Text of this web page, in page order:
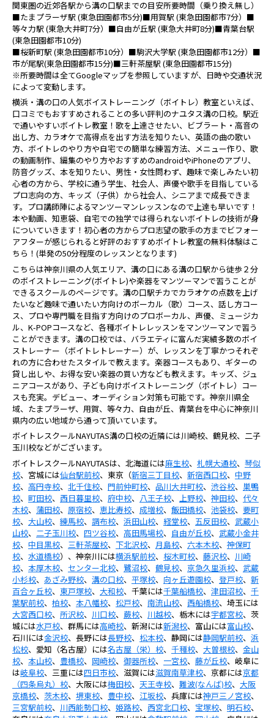
関東圏の近郊各駅から溝の口駅までの目安所要時間（乗り換え無し）
■たまプラーザ駅 (東急田園都市5分)■用賀駅 (東急田園都市7分）■
等々力駅 (東急大井町7分）■自由が丘駅 (東急大井町8分)■青葉台駅
(東急田園都市10分)
■桜新町駅 (東急田園都市10分）■駒沢大学駅 (東急田園都市12分）■
市が尾駅(東急田園都市15分)■三軒茶屋駅 (東急田園都市15分)
※所要時間は全てGoogleマップを参照していますが、日時や交通状況
によって変動します。
横浜・溝の口の人気ボイストレーニング（ボイトレ）教室といえば、
口コミでもおすすめされることの多い評判のナユタス溝の口校。駅近
で通いやすいボイトレ教室！歌を上達させたい、ビブラート・高音の
出し方、カラオケで高得点を出す方法を知りたい、英語の曲の歌い
方、ボイトレのやり方や自宅での簡単な練習方法、メニュー作り、歌
の動画制作、編集のやり方やおすすめのandroidやiPhoneのアプリ、
防音グッズ、本を知りたい、男性・女性問わず、趣味で楽しみたい初
心者の方から、学校に通う学生、社会人、声優や歌手を目指している
プロ志向の方、キッズ（子供）から社会人、シニアまで成長できま
す。プロ講師陣によるマンツーマンレッスンなので上達も早いです！
本や動画、知恵袋、自宅での独学では得られないボイトレの技術が身
についていきます！初心者の方からプロ志望の歌手の方までビフォー
アフターが感じられると好評のおすすめボイトレ教室の無料体験はこ
ちら！(単発の50分程度のレッスンとなります)
こちらは神奈川県の人気エリア、溝の口にある溝の口駅から徒歩２分
のボイストレーニング(ボイトレ)や楽器をマンツーマンで習うことが
できるスクールのページです。溝の口駅チカでカラオケの点数を上げ
たいなど趣味で通いたい方向けのボーカル（歌）コース、話し方コー
ス、プロや専門職を目指す方向けのプロボーカル、声優、ミュージカ
ル、K-POPコースなど、各種ボイトレレッスンをマンツーマンで習う
ことができます。溝の口校では、バラエティに富んだ実績多数のボイ
ストレーナー（ボイトレトレーナー）が、レッスンを丁寧かつそれぞ
れの方に合わせたスタイルで教えます。楽器コースもあり、ギターの
貸し出しや、お得な安い楽器の買い方なども教えます。キッズ、ジュ
ニアコースがあり、子ども向けボイストレーニング（ボイトレ）コー
スも充実。デビュー、オーディション対策も可能です。神奈川県全
域、たまプラーザ、用賀、等々力、自由が丘、青葉台を中心に神奈川
県内の広い地域から通って頂いています。
ボイトレスクールNAYUTAS溝の口校の近隣には川崎校、鶴見校、二子
玉川校などがございます。
ボイトレスクールNAYUTASは、北海道には麻生校、 札幌大通校、 琴似
校、宮城には仙台駅前校、東京（新宿三丁目校、 新宿西口校、 中野
校、 高円寺校、 北千住校、 門前仲町校、 品川大井町校、 渋谷校、 巣鴨
校、 町田校、 西日暮里校、 府中校、 八王子校、 上野校、 神田校、 代々
木校、 蒲田校、 原宿校、 恵比寿校、 成増校、 飯田橋校、 池袋校、 要町
校、 大山校、 練馬校、 調布校、 浜田山校、 経堂校、 五反田校、 武蔵小
山校、 二子玉川校、 四ツ谷校、 高田馬場校、 自由が丘校、 武蔵小金井
校、 中目黒校、 三軒茶屋校、 下北沢校、 月島校、 六本木校、 神保町
校、 水道橋校）、神奈川には横浜駅前校、 桜木町校、 藤沢校、 川崎
校、 本厚木校、 センター北校、 鷺沼校、 鶴見校、 京急久里浜校、 武蔵
小杉校、 あざみ野校、 溝の口校、 平塚校、 向ヶ丘遊園校、 登戸校、 新
百合ヶ丘校、 東戸塚校、 大和校、千葉には千葉船橋校、 津田沼校、 千
葉駅前校、 柏校、 本八幡校、 松戸校、 南流山校、 西船橋校、埼玉には
大宮西口校、 所沢校、 川口校、 蕨校、 川越校、栃木には宇都宮校、茨
城には水戸校、群馬には高崎校、新潟には新潟校、富山には富山校、
石川には金沢校、長野には長野校、 松本校、静岡には静岡駅前校、 浜
松校、愛知（名古屋）には名古屋（栄）校、 千種校、 大曽根校、 金山
校、 本山校、 豊橋校、 岡崎校、 御器所校、 一宮校、 藤が丘校、岐阜に
は岐阜校、三重には四日市校、滋賀には滋賀南草津校、京都には京都
（四条烏丸）校、大阪には梅田校、 天王寺校、 難波(なんば)校、 大阪
京橋校、 茨木校、 堺東校、 豊中校、 江坂校、兵庫には神戸三ノ宮校、
三宮駅前校、 川西能勢口校、 姫路校、 西宮北口校、 宝塚校、 明石校、